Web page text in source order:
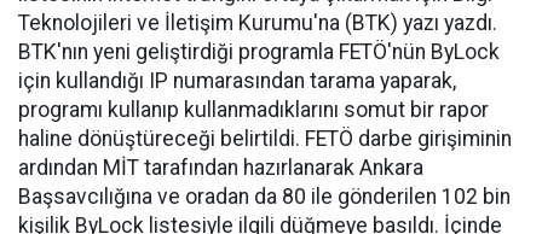
Teknolojileri ve İletişim Kurumu'na (BTK) yazı yazdı.
BTK'nın yeni geliştirdiği programla FETÖ'nün ByLock
için kullandığı IP numarasından tarama yaparak,
programı kullanıp kullanmadıklarını somut bir rapor
haline dönüştüreceği belirtildi. FETÖ darbe girişiminin
ardından MİT tarafından hazırlanarak Ankara
Başsavcılığına ve oradan da 80 ile gönderilen 102 bin
kişilik ByLock listesiyle ilgili düğmeye basıldı. İçinde